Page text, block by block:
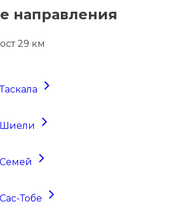
направления
29 км
Шиели
Тобе